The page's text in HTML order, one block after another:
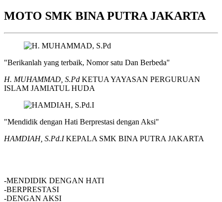
MOTO SMK BINA PUTRA JAKARTA
"Berikanlah yang terbaik, Nomor satu Dan Berbeda"
H. MUHAMMAD, S.Pd KETUA YAYASAN PERGURUAN
ISLAM JAMIATUL HUDA
"Mendidik dengan Hati Berprestasi dengan Aksi"
HAMDIAH, S.Pd.IKEPALA SMK BINA PUTRA JAKARTA
-MENDIDIK DENGAN HATI
-BERPRESTASI
-DENGAN AKSI